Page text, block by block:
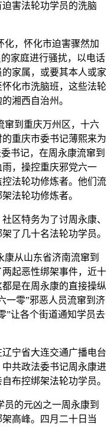
害法轮功学员的洗脑
，怀化市迫害骤然加
家庭进行骚扰，以电话
家属，或要其本人或家
化市洗脑班，这些法轮
湘西自治州。
到重庆万州区，十六
重庆市委书记薄熙来为
书记，在周永康流窜到
，操控重庆邪党六一
法轮功修炼者。他们流
法轮功修炼者。
区特务为了讨周永康、
了几十名法轮功学员。
从山东省济南流窜到
起恶性绑架事件，近十
是在周永康的直接操纵
一零”邪恶人员流窜到济
”让各个街道通知学员去
宁省大连交通广播电台
共政法委书记周永康进
布控绑架法轮功学员。
的元凶之一周永康到
高峰。四月二十日当